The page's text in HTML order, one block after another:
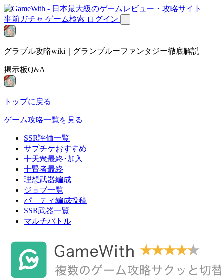
事前ガチャ ゲーム検索 ログイン
グラブル攻略wiki｜グランブルーファンタジー徹底解説
掲示板Q&A
トップに戻る
ゲーム攻略一覧を見る
SSR評価一覧
サプチケおすすめ
十天衆最終･加入
十賢者最終
理想武器編成
ジョブ一覧
パーティ編成投稿
SSR武器一覧
マルチバトル